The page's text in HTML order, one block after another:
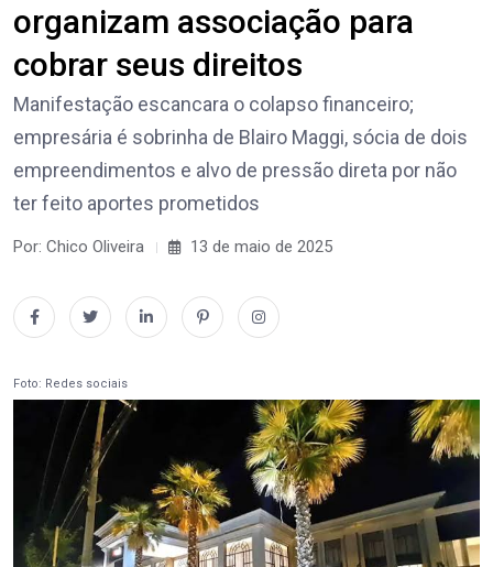
organizam associação para
cobrar seus direitos
Manifestação escancara o colapso financeiro;
empresária é sobrinha de Blairo Maggi, sócia de dois
empreendimentos e alvo de pressão direta por não
ter feito aportes prometidos
Por: Chico Oliveira 13 de maio de 2025
Foto: Redes sociais